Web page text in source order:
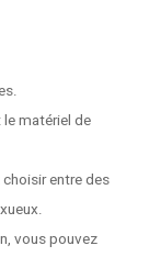
matériel de
entre des
vous pouvez